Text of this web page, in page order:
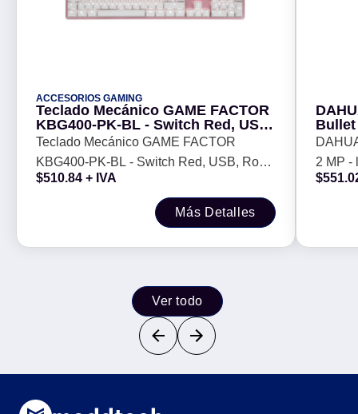
ACCESORIOS GAMING
Teclado Mecánico GAME FACTOR
KBG400-PK-BL - Switch Red, USB,
Rosa y Azul
Teclado Mecánico GAME FACTOR
KBG400-PK-BL - Switch Red, USB, Rosa
y Azul
$510.84 + IVA
Más Detalles
Bullet
de
2 MP -
m,
$
Ver todo